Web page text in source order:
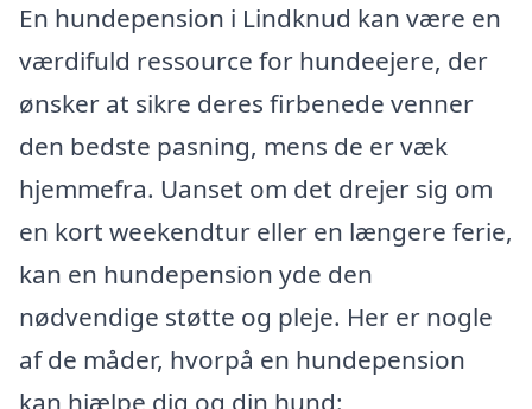
En hundepension i Lindknud kan være en
værdifuld ressource for hundeejere, der
ønsker at sikre deres firbenede venner
den bedste pasning, mens de er væk
hjemmefra. Uanset om det drejer sig om
en kort weekendtur eller en længere ferie,
kan en hundepension yde den
nødvendige støtte og pleje. Her er nogle
af de måder, hvorpå en hundepension
kan hjælpe dig og din hund: